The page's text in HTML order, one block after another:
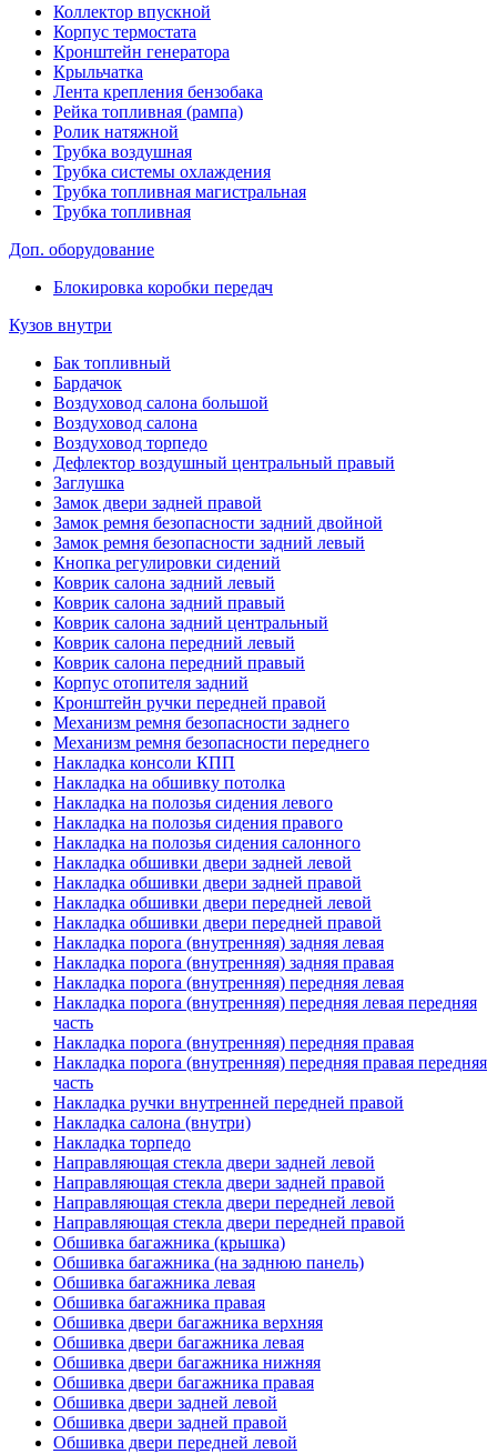
Коллектор впускной
Корпус термостата
Кронштейн генератора
Крыльчатка
Лента крепления бензобака
Рейка топливная (рампа)
Ролик натяжной
Трубка воздушная
Трубка системы охлаждения
Трубка топливная магистральная
Трубка топливная
Доп. оборудование
Блокировка коробки передач
Кузов внутри
Бак топливный
Бардачок
Воздуховод салона большой
Воздуховод салона
Воздуховод торпедо
Дефлектор воздушный центральный правый
Заглушка
Замок двери задней правой
Замок ремня безопасности задний двойной
Замок ремня безопасности задний левый
Кнопка регулировки сидений
Коврик салона задний левый
Коврик салона задний правый
Коврик салона задний центральный
Коврик салона передний левый
Коврик салона передний правый
Корпус отопителя задний
Кронштейн ручки передней правой
Механизм ремня безопасности заднего
Механизм ремня безопасности переднего
Накладка консоли КПП
Накладка на обшивку потолка
Накладка на полозья сидения левого
Накладка на полозья сидения правого
Накладка на полозья сидения салонного
Накладка обшивки двери задней левой
Накладка обшивки двери задней правой
Накладка обшивки двери передней левой
Накладка обшивки двери передней правой
Накладка порога (внутренняя) задняя левая
Накладка порога (внутренняя) задняя правая
Накладка порога (внутренняя) передняя левая
Накладка порога (внутренняя) передняя левая передняя
часть
Накладка порога (внутренняя) передняя правая
Накладка порога (внутренняя) передняя правая передняя
часть
Накладка ручки внутренней передней правой
Накладка салона (внутри)
Накладка торпедо
Направляющая стекла двери задней левой
Направляющая стекла двери задней правой
Направляющая стекла двери передней левой
Направляющая стекла двери передней правой
Обшивка багажника (крышка)
Обшивка багажника (на заднюю панель)
Обшивка багажника левая
Обшивка багажника правая
Обшивка двери багажника верхняя
Обшивка двери багажника левая
Обшивка двери багажника нижняя
Обшивка двери багажника правая
Обшивка двери задней левой
Обшивка двери задней правой
Обшивка двери передней левой